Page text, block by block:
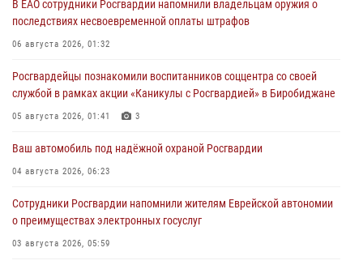
В ЕАО сотрудники Росгвардии напомнили владельцам оружия о
последствиях несвоевременной оплаты штрафов
06 августа 2026, 01:32
Росгвардейцы познакомили воспитанников соццентра со своей
службой в рамках акции «Каникулы с Росгвардией» в Биробиджане
05 августа 2026, 01:41 3
Ваш автомобиль под надёжной охраной Росгвардии
04 августа 2026, 06:23
Сотрудники Росгвардии напомнили жителям Еврейской автономии
о преимуществах электронных госуслуг
03 августа 2026, 05:59